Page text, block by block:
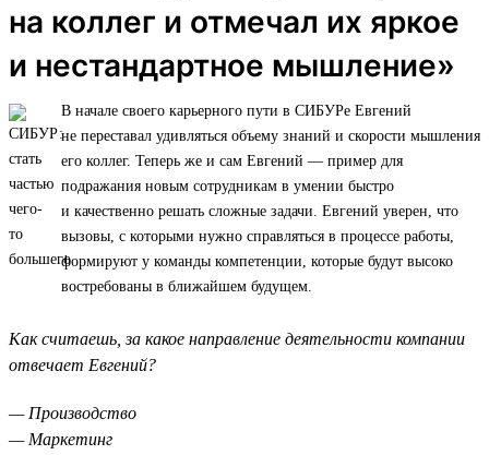
на коллег и отмечал их яркое
и нестандартное мышление»
В начале своего карьерного пути в СИБУРе Евгений
не переставал удивляться объему знаний и скорости мышления
его коллег. Теперь же и сам Евгений — пример для
подражания новым сотрудникам в умении быстро
и качественно решать сложные задачи. Евгений уверен, что
вызовы, с которыми нужно справляться в процессе работы,
формируют у команды компетенции, которые будут высоко
востребованы в ближайшем будущем.
Как считаешь, за какое направление деятельности компании
отвечает Евгений?
— Производство
— Маркетинг